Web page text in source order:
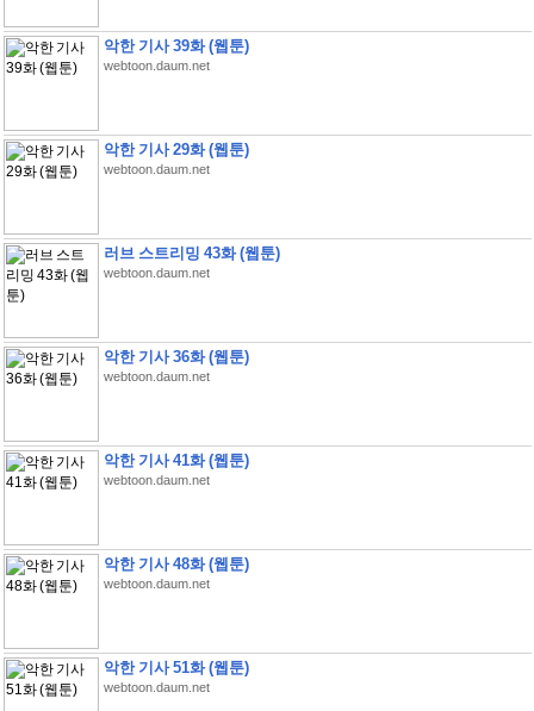
악한 기사 39화 (웹툰)
webtoon.daum.net
악한 기사 29화 (웹툰)
webtoon.daum.net
러브 스트리밍 43화 (웹툰)
webtoon.daum.net
악한 기사 36화 (웹툰)
webtoon.daum.net
악한 기사 41화 (웹툰)
webtoon.daum.net
악한 기사 48화 (웹툰)
webtoon.daum.net
악한 기사 51화 (웹툰)
webtoon.daum.net